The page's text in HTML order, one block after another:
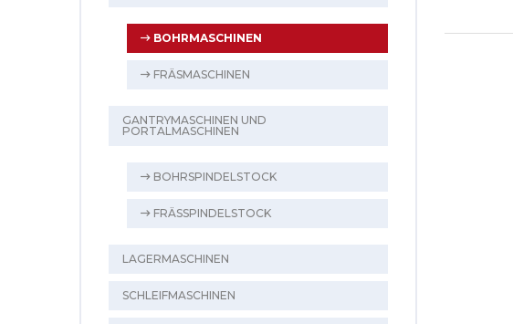
BOHRMASCHINEN
FRÄSMASCHINEN
GANTRYMASCHINEN UND
PORTALMASCHINEN
BOHRSPINDELSTOCK
FRÄSSPINDELSTOCK
LAGERMASCHINEN
SCHLEIFMASCHINEN